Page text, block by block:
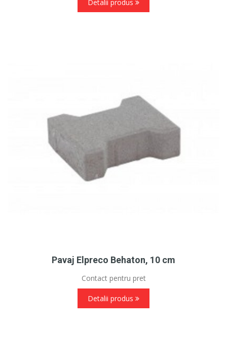
Detalii produs
Pavaj Elpreco Behaton, 10 cm
Contact pentru pret
Detalii produs